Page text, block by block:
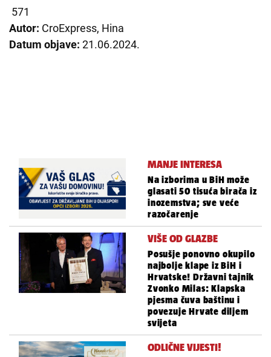
571
Autor: CroExpress, Hina
Datum objave: 21.06.2024.
MANJE INTERESA
Na izborima u BiH može
glasati 50 tisuća birača iz
inozemstva; sve veće
razočarenje
VIŠE OD GLAZBE
Posušje ponovno okupilo
najbolje klape iz BiH i
Hrvatske! Državni tajnik
Zvonko Milas: Klapska
pjesma čuva baštinu i
povezuje Hrvate diljem
svijeta
ODLIČNE VIJESTI!